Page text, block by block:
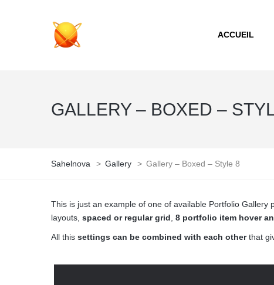
ACCUEIL
GALLERY – BOXED –
Sahelnova > Gallery > Gallery – Boxed – Style 8
This is just an example of one of available Portfolio
layouts, spaced or regular grid 8 portfolio item hover
All this settings can be combined with each otherthat